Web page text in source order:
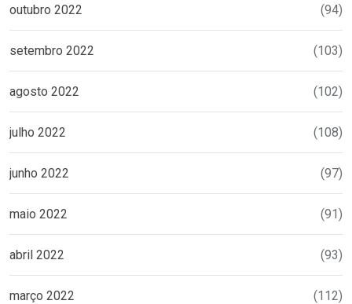
outubro 2022 (94)
setembro 2022 (103)
agosto 2022 (102)
julho 2022 (108)
junho 2022 (97)
maio 2022 (91)
abril 2022 (93)
março 2022 (112)